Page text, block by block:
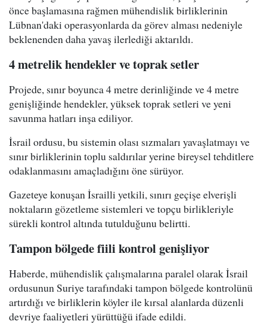
önce başlamasına rağmen mühendislik birliklerinin
Lübnan'daki operasyonlarda da görev alması nedeniyle
beklenenden daha yavaş ilerlediği aktarıldı.
4 metrelik hendekler ve toprak setler
Projede, sınır boyunca 4 metre derinliğinde ve 4 metre
genişliğinde hendekler, yüksek toprak setleri ve yeni
savunma hatları inşa ediliyor.
İsrail ordusu, bu sistemin olası sızmaları yavaşlatmayı ve
sınır birliklerinin toplu saldırılar yerine bireysel tehditlere
odaklanmasını amaçladığını öne sürüyor.
Gazeteye konuşan İsrailli yetkili, sınırı geçişe elverişli
noktaların gözetleme sistemleri ve topçu birlikleriyle
sürekli kontrol altında tutulduğunu belirtti.
Tampon bölgede fiili kontrol genişliyor
Haberde, mühendislik çalışmalarına paralel olarak İsrail
ordusunun Suriye tarafındaki tampon bölgede kontrolünü
artırdığı ve birliklerin köyler ile kırsal alanlarda düzenli
devriye faaliyetleri yürüttüğü ifade edildi.